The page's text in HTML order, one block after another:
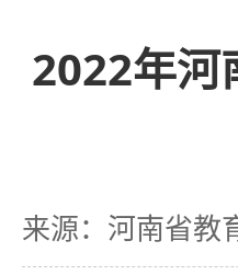
2022年河
来源：河南省教